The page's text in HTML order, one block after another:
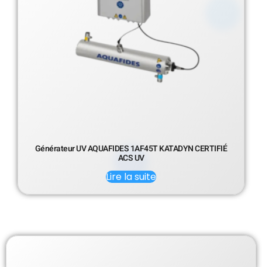
Générateur UV AQUAFIDES 1AF45T KATADYN CERTIFIÉ
ACS UV
Lire la suite